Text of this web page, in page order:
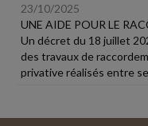
23/10/2025
UNE AIDE POUR LE
Un décret du 18 juillet
des travaux de
privative réalisés entre